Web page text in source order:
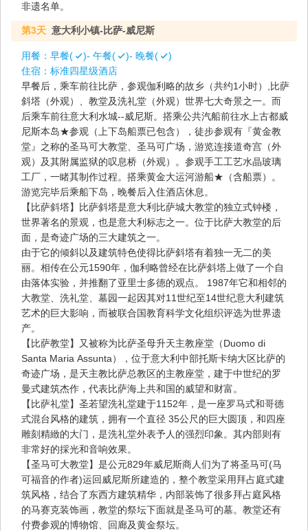
非遗名单。
第3天 意大利小镇-比萨-威尼斯
用餐： 早餐( )- 午餐( )- 晚餐(
)
住宿： 标准四星级酒店
早餐后，乘车前往比萨，参观伽利略的故乡（共约1小时）,比萨
斜塔（外观）、教堂及洗礼堂（外观）世界七大奇景之一。而
后乘车前往意大利水城--威尼斯。搭乘公共汽船前往水上古都威
尼斯本岛★参观（上下岛船票已包含），徒步参观有『黄金教
堂』之称的圣马可大教堂、圣马可广场，游览连接道奇宫（外
观）及其附属监狱的叹息桥（外观）。参观手工工艺水晶玻璃
工厂，一睹其制作过程。搭乘黄金大运河游船★（含船票）。
游览完毕后乘船下岛，晚餐后入住酒店休息。
【比萨斜塔】比萨斜塔是意大利比萨城大教堂的独立式钟楼，
世界著名的景观，也是意大利标志之一。位于比萨大教堂的后
面，是奇迹广场的三大建筑之一。
由于它的倾斜以及建筑特色使得比萨斜塔有着独一无二的美
丽。相传在公元1590年，伽利略曾经在比萨斜塔上做了一个自
由落体实验，并推翻了亚里士多德的观点。 1987年它和相邻的
大教堂、洗礼堂、墓园一起因其对11世纪至14世纪意大利建筑
艺术的巨大影响，而被联合国教育科学文化组织评选为世界遗
产。
【比萨教堂】又被称为比萨圣母升天主教座堂（Duomo di
Santa Maria Assunta），位于意大利中部托斯卡纳大区比萨的
奇迹广场，是天主教比萨总教区的主教座堂，建于中世纪的罗
曼式建筑杰作，代表比萨海上共和国的威望和财富。
【比萨礼堂】圣若望洗礼堂建于1152年，是一座罗马式和哥德
式混台风格的建筑，拥有一个直径 35公尺的巨大圆顶，和四座
雕刻精緻的大门，是洗礼堂外表予人的强烈印象。其内部则有
非常好的採光和音响效果。
【圣马可大教堂】是公元829年威尼斯商人们为了将圣马可(马
可福音的作者)运回威尼斯所建造的，整个教堂采用拜占庭式建
筑风格，结合了东西方建筑精华，内部装饰了很多拜占庭风格
的马赛克装饰画，教堂的祭坛下面就是圣马可的墓。教堂还有
付费参观的博物馆、回廊及黄金祭坛。